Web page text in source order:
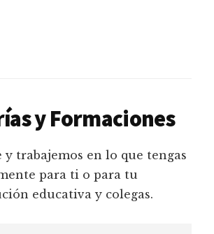
y Formaciones
y trabajemos en lo que tengas
para ti o para tu
educativa y colegas.